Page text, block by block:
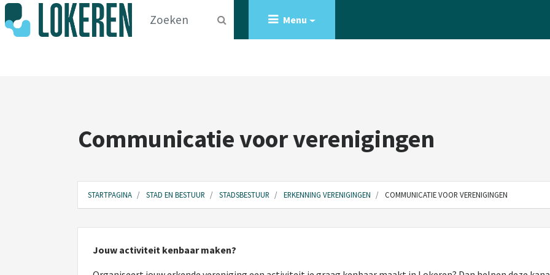
Menu
Communicatie voor verenigingen
STARTPAGINA STAD EN BESTUUR STADSBESTUUR ERKENNING VERENIGINGEN COMMUNICATIE VOOR VERENIGINGEN
Jouw activiteit kenbaar maken?